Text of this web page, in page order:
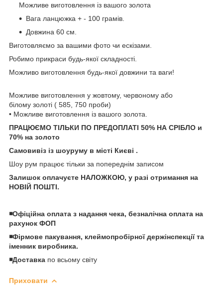
Можливе виготовлення із вашого золота
Вага ланцюжка + - 100 грамів.
Довжина 60 см.
Виготовляємо за вашими фото чи ескізами.
Робимо прикраси будь-якої складності.
Можливо виготовлення будь-якої довжини та ваги!
Можливе виготовлення у жовтому, червоному або
білому золоті ( 585, 750 проби)
• Можливе виготовлення із вашого золота.
ПРАЦЮЄМО ТІЛЬКИ ПО ПРЕДОПЛАТІ 50% НА СРІБЛО и
70% на золото
Самовивіз із шоуруму в місті Києві .
Шоу рум працює тільки за попереднім записом
Залишок оплачуєте НАЛОЖКОЮ, у разі отримання на
НОВІЙ ПОШТІ.
◾️Офіційна оплата з надання чека, безналічна оплата на
рахунок ФОП
◾️Фірмове пакування, клеймопробірної держінспекції та
іменник виробника.
◾️Доставка по всьому світу
Приховати